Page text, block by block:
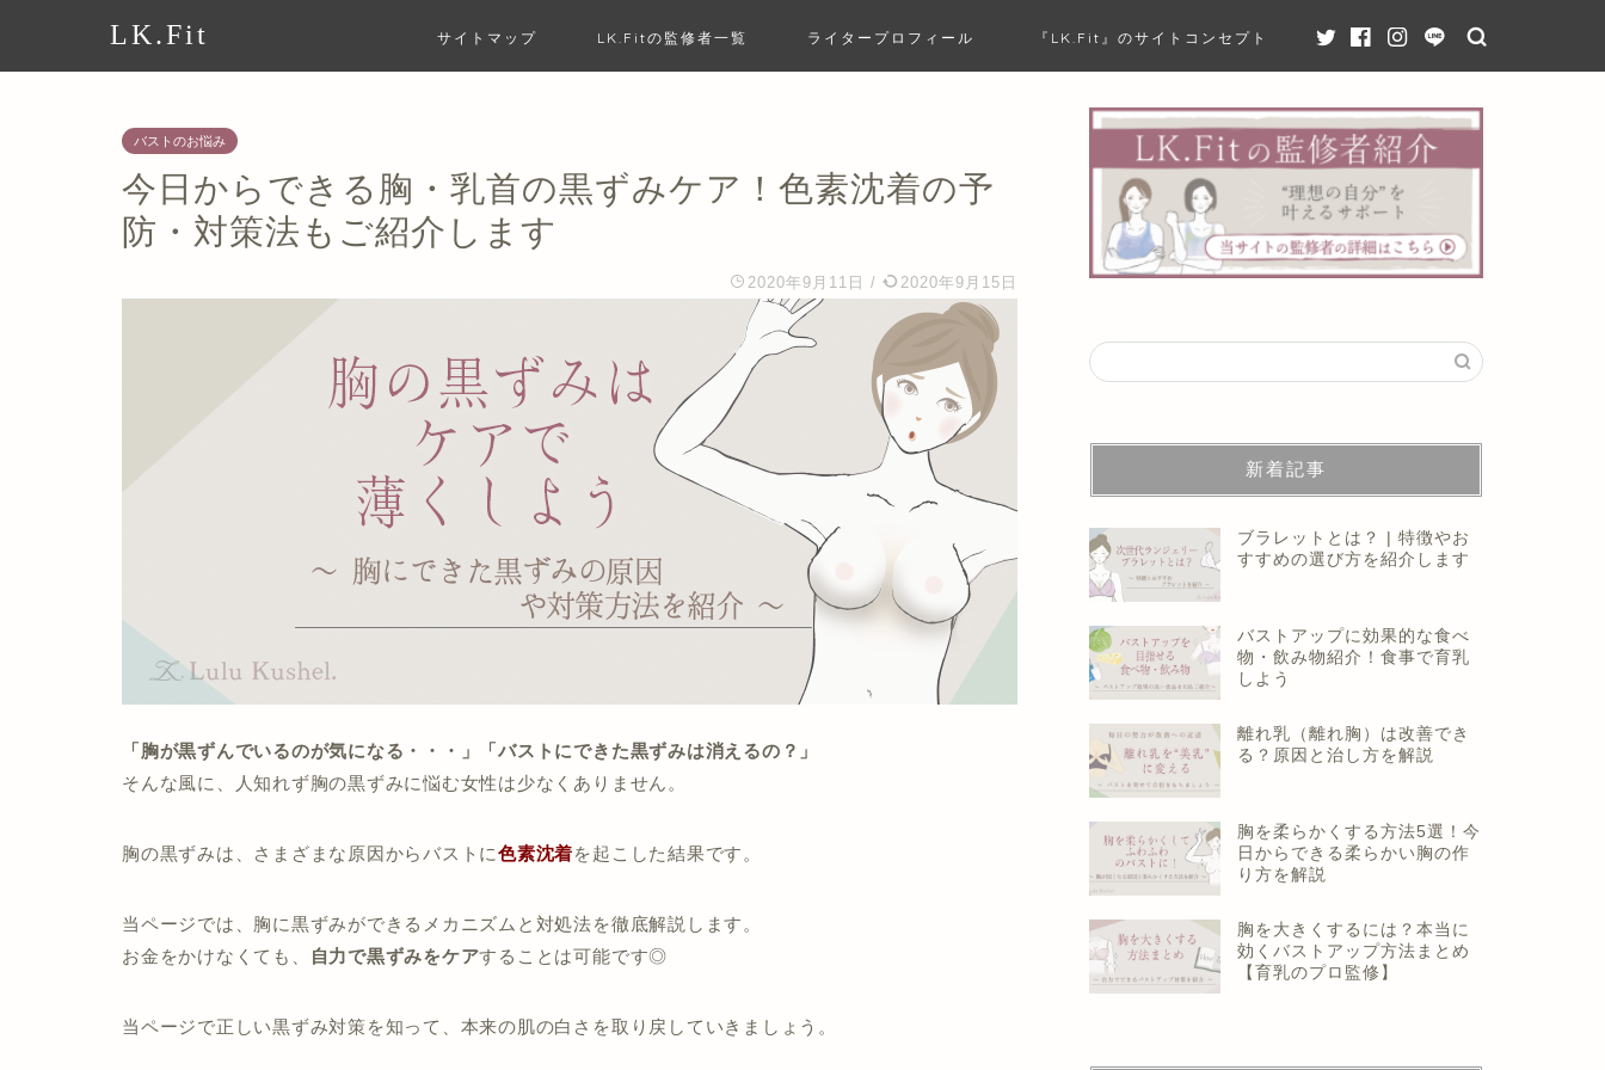
LK.Fit サイトマップ LK.Fitの監修者一覧 ライタープロフィール 『LK.Fit』のサイトコンセプト
バストのお悩み
今日からできる胸・乳首の黒ずみケア！色素沈着の予
防・対策法もご紹介します
2020年9月11日 / 2020年9月15日
「胸が黒ずんでいるのが気になる・・・」
「バストにできた黒ずみは消えるの？」
そんな風に、人知れず胸の黒ずみに悩む女性は少なくありません。
胸の黒ずみは、さまざまな原因からバストに色素沈着を起こした結果です。
当ページでは、胸に黒ずみができるメカニズムと対処法を徹底解説します。
お金をかけなくても、
自力で黒ずみをケアすることは可能です◎
当ページで正しい黒ずみ対策を知って、本来の肌の白さを取り戻していきましょう。
新着記事
ブラレットとは？ | 特徴やお
すすめの選び方を紹介します
バストアップに効果的な食べ
物・飲み物紹介！食事で育乳
しよう
離れ乳（離れ胸）は改善でき
る？原因と治し方を解説
胸を柔らかくする方法5選！今
日からできる柔らかい胸の作
り方を解説
胸を大きくするには？本当に
効くバストアップ方法まとめ
【育乳のプロ監修】